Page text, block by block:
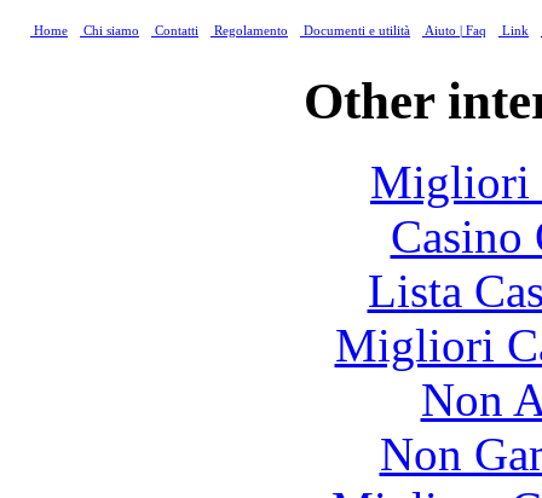
Home Chi siamo Contatti Regolamento Documenti e utilità Aiuto | Faq Link
Other
Migliori
Lista
Migliori
Non
Non